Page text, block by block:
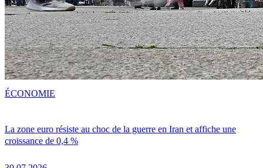
La zone euro résiste au choc de la guerre en Iran et affiche une
croissance de 0,4 %
ÉCONOMIE